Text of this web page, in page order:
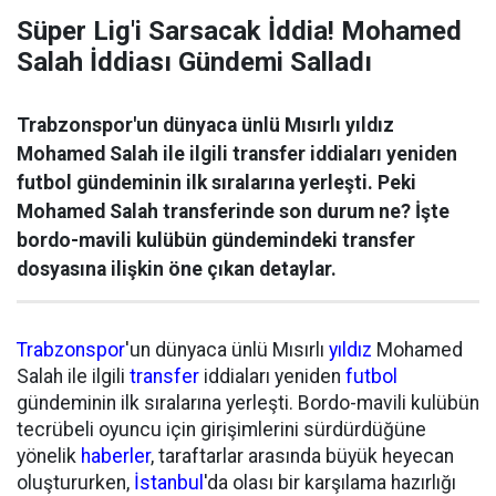
Süper Lig'i Sarsacak İddia! Mohamed
Salah İddiası Gündemi Salladı
Trabzonspor'un dünyaca ünlü Mısırlı yıldız
Mohamed Salah ile ilgili transfer iddiaları yeniden
futbol gündeminin ilk sıralarına yerleşti. Peki
Mohamed Salah transferinde son durum ne? İşte
bordo-mavili kulübün gündemindeki transfer
dosyasına ilişkin öne çıkan detaylar.
Trabzonspor'un dünyaca ünlü Mısırlı yıldız Mohamed
Salah ile ilgili transfer iddiaları yeniden futbol
gündeminin ilk sıralarına yerleşti. Bordo-mavili kulübün
tecrübeli oyuncu için girişimlerini sürdürdüğüne
yönelik haberler, taraftarlar arasında büyük heyecan
oluştururken, İstanbul 'da olası bir karşılama hazırlığı